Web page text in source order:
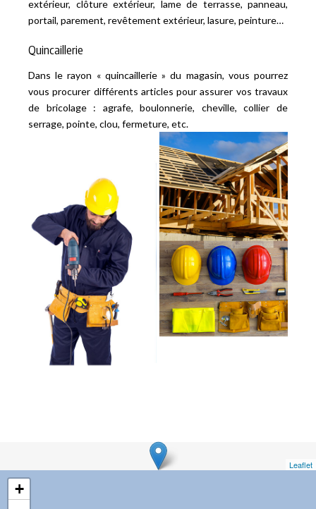
extérieur, clôture extérieur, lame de terrasse, panneau,
portail, parement, revêtement extérieur, lasure, peinture…
Quincaillerie
Dans le rayon « quincaillerie » du magasin, vous pourrez
vous procurer différents articles pour assurer vos travaux
de bricolage : agrafe, boulonnerie, cheville, collier de
serrage, pointe, clou, fermeture, etc.
+
Leaflet